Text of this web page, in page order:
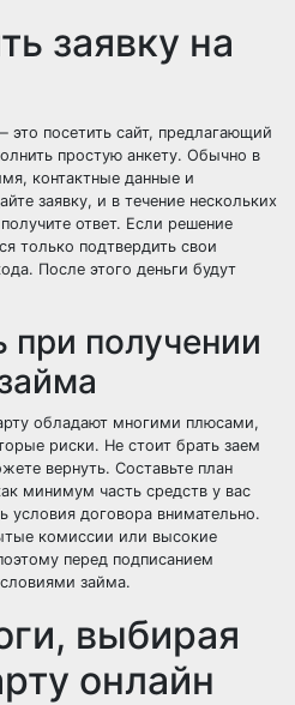
заявку на
посетить сайт, предлагающий
простую анкету. Обычно в
контактные данные и
заявку, и в течение нескольких
ответ. Если решение
только подтвердить свои
После этого деньги будут
при получении
обладают многими плюсами,
риски. Не стоит брать заем
вернуть. Составьте план
минимум часть средств у вас
условия договора внимательно.
комиссии или высокие
перед подписанием
займа.
выбирая
онлайн